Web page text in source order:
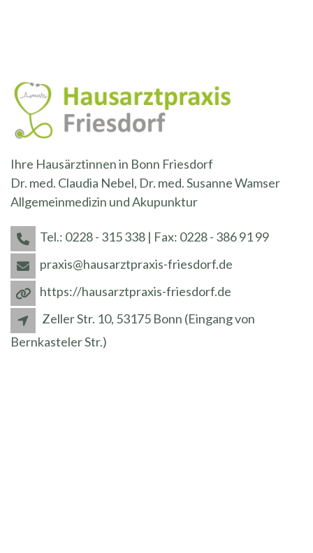
Ihre Hausärztinnen in Bonn Friesdorf
Dr. med. Claudia Nebel, Dr. med. Susanne Wamser
Allgemeinmedizin und Akupunktur
Tel.: 0228 - 315 338 | Fax: 0228 - 386 91 99
praxis@hausarztpraxis-friesdorf.de
https://hausarztpraxis-friesdorf.de
Zeller Str. 10, 53175 Bonn (Eingang von
Bernkasteler Str.)